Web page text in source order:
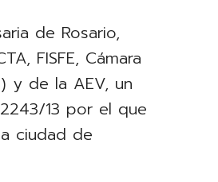
de Rosario,
FISFE, Cámara
y de la AEV, un
13 por el que
ciudad de